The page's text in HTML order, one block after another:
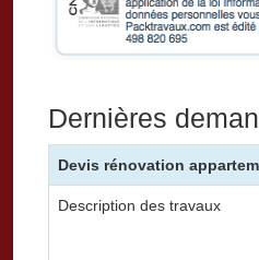
Dernières
Devis rénovation
Description des travaux